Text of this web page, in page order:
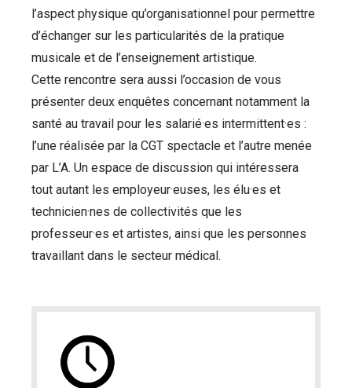
l’aspect physique qu’organisationnel pour permettre
d’échanger sur les particularités de la pratique
musicale et de l’enseignement artistique.
Cette rencontre sera aussi l’occasion de vous
présenter deux enquêtes concernant notamment la
santé au travail pour les salarié·es intermittent·es :
l’une réalisée par la CGT spectacle et l’autre menée
par L’A. Un espace de discussion qui intéressera
tout autant les employeur·euses, les élu·es et
technicien·nes de collectivités que les
professeur·es et artistes, ainsi que les personnes
travaillant dans le secteur médical.